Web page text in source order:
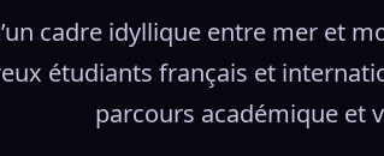
cadre idyllique entre mer et
étudiants français et
parcours académique et